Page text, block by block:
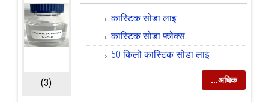
(3)
कास्टिक सोडा लाइ
कास्टिक सोडा फ्लेक्स
50 किलो कास्टिक सोडा लाइ
...अधिक